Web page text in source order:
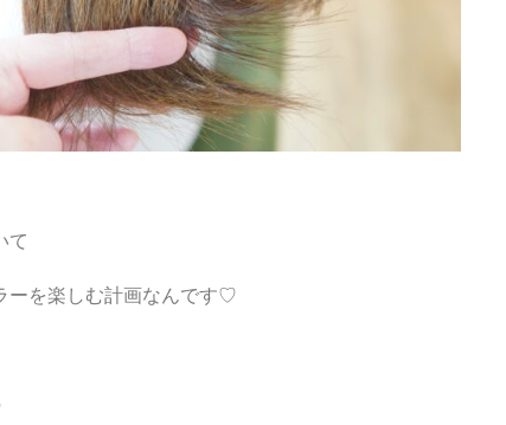
て
ーを楽しむ計画なんです♡